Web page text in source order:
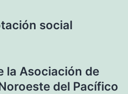
social
la Asociación de
del Pacífico